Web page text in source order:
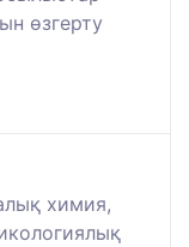
өзгерту
химия,